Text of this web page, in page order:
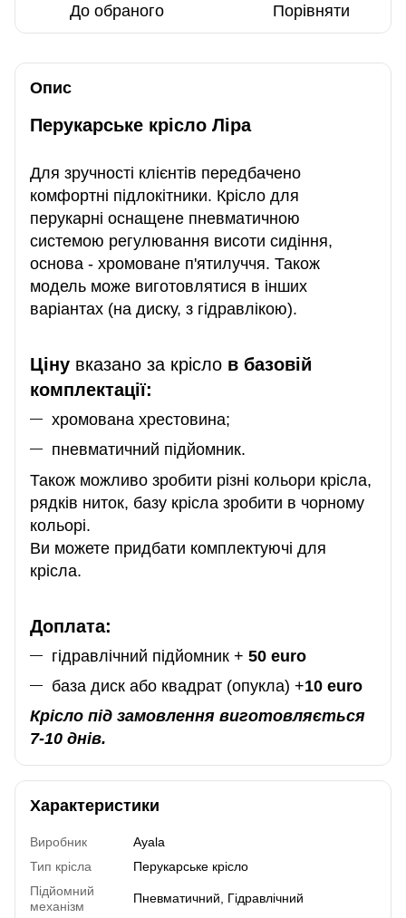
До обраного Порівняти
Опис
Перукарське крісло Ліра
Для зручності клієнтів передбачено
комфортні підлокітники. Крісло для
перукарні оснащене пневматичною
системою регулювання висоти сидіння,
основа - хромоване п'ятилуччя. Також
модель може виготовлятися в інших
варіантах (на диску, з гідравлікою).
Ціну вказано за крісло в базовій
комплектації:
хромована хрестовина;
пневматичний підйомник.
Також можливо зробити різні кольори крісла,
рядків ниток, базу крісла зробити в чорному
кольорі.
Ви можете придбати комплектуючі для
крісла.
Доплата:
гідравлічний підйомник + 50 euro
база диск або квадрат (опукла) +10 euro
Крісло під замовлення виготовляється
7-10 днів.
Характеристики
Виробник
Ayala
Тип крісла
Перукарське крісло
Підйомний
механізм
Пневматичний, Гідравлічний